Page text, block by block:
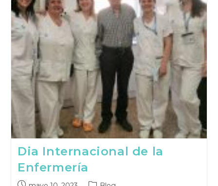
Dia Internacional de la
Enfermería